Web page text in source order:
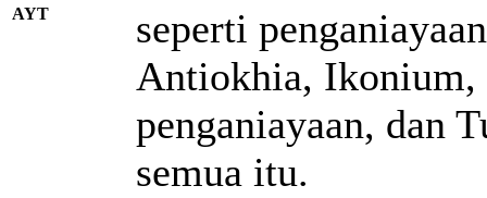
AYT
seperti
Antiokhia, Ikonium,
penganiayaan, dan
semua itu.